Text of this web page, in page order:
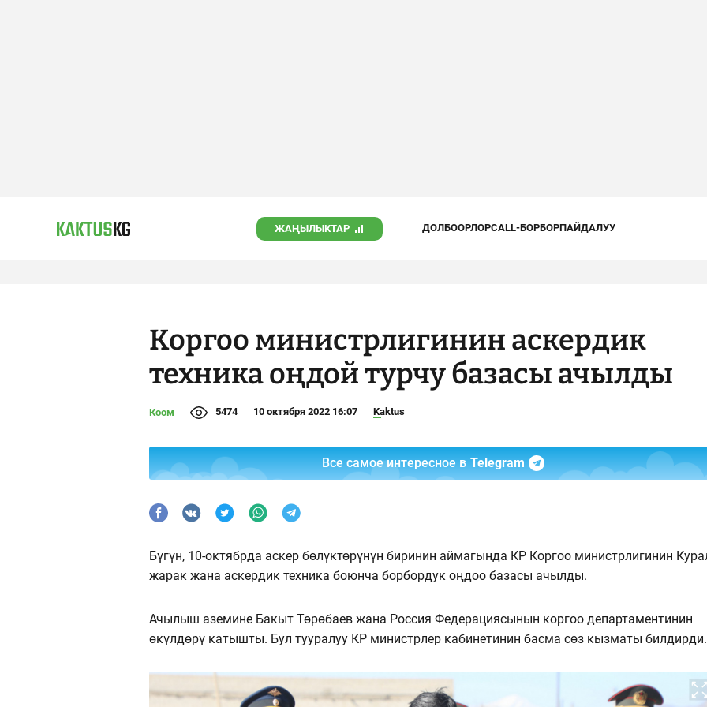
ЖАҢЫЛЫКТАР ДОЛБООРЛОРCALL-БОРБОРПАЙДАЛУУ
Коргоо министрлигинин аскердик
техника оңдой турчу базасы ачылды
Коом 5474 10 октября 2022 16:07 Kaktus
Все самое интересное в Telegram
Бүгүн, 10-октябрда аскер бөлүктөрүнүн биринин аймагында КР Коргоо министрлигинин
жарак жана аскердик техника боюнча борбордук оңдоо базасы ачылды.
Ачылыш аземине Бакыт Төрөбаев жана Россия Федерациясынын коргоо департаментинин
өкүлдөрү катышты. Бул тууралуу КР министрлер кабинетинин басма сөз кызматы билдирди.